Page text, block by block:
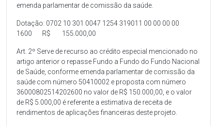
emenda parlamentar de comissão da saúde.
Dotação: 0702 10 301 0047 1254 319011 00 00 00 00
1600 R$ 155.000,00
Art. 2º Serve de recurso ao crédito especial mencionado no
artigo anterior o repasse Fundo a Fundo do Fundo Nacional
de Saúde, conforme emenda parlamentar de comissão da
saúde com número 50410002 e proposta com número
36000802514202600 no valor de R$ 150.000,00, e o valor
de R$ 5.000,00 é referente a estimativa de receita de
rendimentos de aplicações financeiras deste projeto.